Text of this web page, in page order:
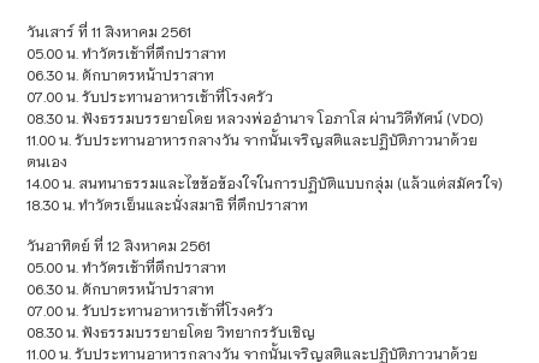
วันเสาร์ ที่ 11 สิงหาคม 2561
05.00 น. ทำวัตรเช้าที่ตึกปราสาท
06.30 น. ตักบาตรหน้าปราสาท
07.00 น. รับประทานอาหารเช้าที่โรงครัว
08.30 น. ฟังธรรมบรรยายโดย หลวงพ่ออำนาจ โอภาโส ผ่านวิดีทัศน์ (VDO)
11.00 น. รับประทานอาหารกลางวัน จากนั้นเจริญสติและปฏิบัติภาวนาด้วย
ตนเอง
14.00 น. สนทนาธรรมและไขข้อข้องใจในการปฏิบัติแบบกลุ่ม (แล้วแต่สมัครใจ)
18.30 น. ทำวัตรเย็นและนั่งสมาธิ ที่ตึกปราสาท
วันอาทิตย์ ที่ 12 สิงหาคม 2561
05.00 น. ทำวัตรเช้าที่ตึกปราสาท
06.30 น. ตักบาตรหน้าปราสาท
07.00 น. รับประทานอาหารเช้าที่โรงครัว
08.30 น. ฟังธรรมบรรยายโดย วิทยากรรับเชิญ
11.00 น. รับประทานอาหารกลางวัน จากนั้นเจริญสติและปฏิบัติภาวนาด้วย